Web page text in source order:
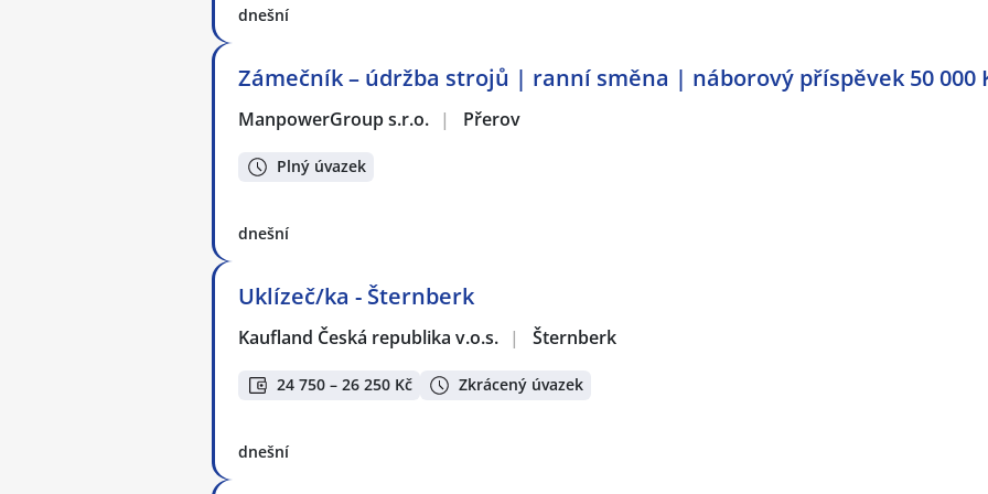
dnešní
Zámečník – údržba strojů | ranní směna | náborový příspěvek 50 000
ManpowerGroup s.r.o. | Přerov
Plný úvazek
dnešní
Uklízeč/ka - Šternberk
Kaufland Česká republika v.o.s. | Šternberk
24 750 – 26 250 Kč Zkrácený úvazek
dnešní